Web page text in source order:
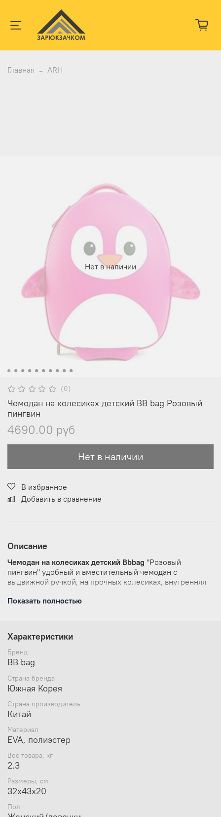
Главная ARH
Нет в наличии
(0)
Чемодан на колесиках детский BB bag Розовый
пингвин
4690.00 руб
Нет в наличии
В избранное
Добавить в сравнение
Описание
Чемодан на колесиках детский Bbbag "Розовый
пингвин" удобный и вместительный чемодан с
выдвижной ручкой, на прочных колесиках, внутренняя
владельца.
Материал: EVA-пластик, полиэстер
чехол
Бренд BBbag
Показать полностью
Характеристики
Бренд
BB bag
Страна бренда
Южная Корея
Страна производитель
Китай
Материал
EVA, полиэстер
Вес товара, кг
2.3
Размеры, см
32x43x20
Пол